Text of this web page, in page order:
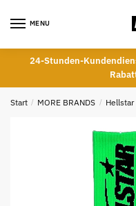
MENU
24-Stunden-
Start / MORE BRANDS / Hellstar